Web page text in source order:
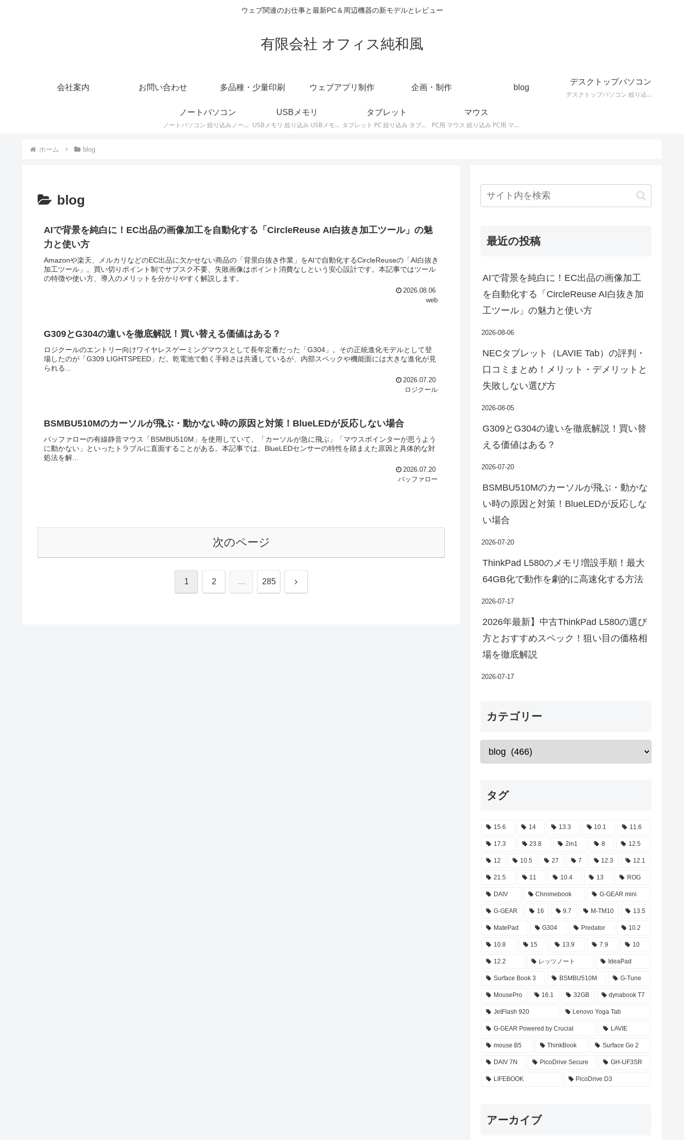
ウェブ関連のお仕事と最新PC＆周辺機器の新モデルとレビュー
有限会社 オフィス純和風
会社案内 お問い合わせ 多品種・少量印刷 ウェブアプリ制作 企画・制作 blog
デスクトップパソコン
デスクトップパソコン 絞り込み デスクトップPCの最新モデルやスペック・仕様に関する情報。
ノートパソコン
ノートパソコン 絞り込みノートPCの最新モデルやスペック・仕様に関する情報。
USBメモリ
USBメモリ 絞り込み USBメモリの最新モデルやスペック・仕様に関する情報。
タブレット
タブレット PC 絞り込み タブレットの最新モデルやスペック・仕様に関する情報。
マウス
PC用 マウス 絞り込み PC用 マウス 最新モデルやスペック・仕様に関する情報。ワイヤレスマウス、有線マウス、接続タイプなど。
ホーム blog
blog
AIで背景を純白に！EC出品の画像加工を自動化する「CircleReuse AI白抜き加工ツール」の魅
力と使い方
Amazonや楽天、メルカリなどのEC出品に欠かせない商品の「背景白抜き作業」をAIで自動化するCircleReuseの「AI白抜き
加工ツール」。買い切りポイント制でサブスク不要、失敗画像はポイント消費なしという安心設計です。本記事ではツール
の特徴や使い方、導入のメリットを分かりやすく解説します。
2026.08.06
web
G309とG304の違いを徹底解説！買い替える価値はある？
ロジクールのエントリー向けワイヤレスゲーミングマウスとして長年定番だった「G304」。その正統進化モデルとして登
場したのが「G309 LIGHTSPEED」だ。乾電池で動く手軽さは共通しているが、内部スペックや機能面には大きな進化が見
られる...
2026.07.20
ロジクール
BSMBU510Mのカーソルが飛ぶ・動かない時の原因と対策！BlueLEDが反応しない場合
バッファローの有線静音マウス「BSMBU510M」を使用していて、「カーソルが急に飛ぶ」「マウスポインターが思うよう
に動かない」といったトラブルに直面することがある。本記事では、BlueLEDセンサーの特性を踏まえた原因と具体的な対
処法を解...
2026.07.20
バッファロー
次のページ
1 2 … 285 次
最近の投稿
AIで背景を純白に！EC出品の画像加工
を自動化する「CircleReuse AI白抜き加
工ツール」の魅力と使い方
2026-08-06
NECタブレット（LAVIE Tab）の評判・
口コミまとめ！メリット・デメリットと
失敗しない選び方
2026-08-05
G309とG304の違いを徹底解説！買い替
える価値はある？
2026-07-20
BSMBU510Mのカーソルが飛ぶ・動かな
い時の原因と対策！BlueLEDが反応しな
い場合
2026-07-20
ThinkPad L580のメモリ増設手順！最大
64GB化で動作を劇的に高速化する方法
2026-07-17
2026年最新】中古ThinkPad L580の選び
方とおすすめスペック！狙い目の価格相
場を徹底解説
2026-07-17
カテゴリー
タグ
15.6 14 13.3 10.1 11.6
17.3 23.8 2in1 8 12.5
12 10.5 27 7 12.3 12.1
21.5 11 10.4 13 ROG
DAIV Chromebook G-GEAR mini
G-GEAR 16 9.7 M-TM10 13.5
MatePad G304 Predator 10.2
10.8 15 13.9 7.9 10
12.2 レッツノート IdeaPad
Surface Book 3 BSMBU510M G-Tune
MousePro 16.1 32GB dynabook T7
JetFlash 920 Lenovo Yoga Tab
G-GEAR Powered by Crucial LAVIE
mouse B5 ThinkBook Surface Go 2
DAIV 7N PicoDrive Secure GH-UF3SR
LIFEBOOK PicoDrive D3
アーカイブ